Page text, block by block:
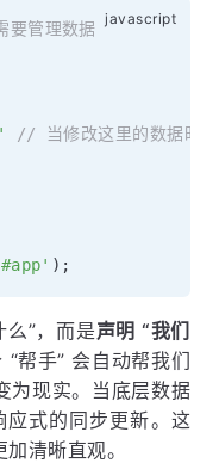
管理数据
// 当修改这里的数据时
) ;
”，而是声明 “我们
帮手” 会自动帮我们
为现实。当底层数据
应式的同步更新。这
清晰直观。